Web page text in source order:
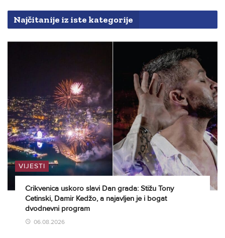
Najčitanije iz iste kategorije
VIJESTI
Crikvenica uskoro slavi Dan grada: Stižu Tony
Cetinski, Damir Kedžo, a najavljen je i bogat
dvodnevni program
06.08.2026